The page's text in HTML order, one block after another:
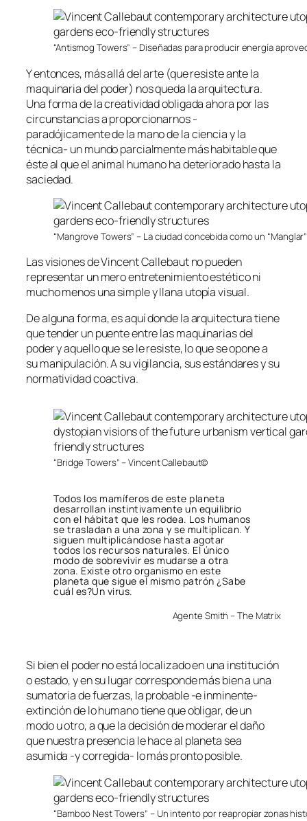
“Antismog Towers” – Diseñadas para producir energía
Y entonces, más allá del arte (que resiste ante la
maquinaria del poder) nos queda la arquitectura.
Una forma de la creatividad obligada ahora por las
circunstancias a proporcionarnos -
paradójicamente de la mano de la ciencia y la
técnica- un mundo parcialmente más habitable que
éste al que el animal humano ha deteriorado hasta la
saciedad.
“Mangrove Towers” – La ciudad concebida como un
Las visiones de Vincent Callebaut no pueden
representar un mero entretenimiento estético ni
mucho menos una simple y llana utopía visual.
De alguna forma, es aquí donde la arquitectura tiene
que tender un puente entre las maquinarias del
poder y aquello que se le resiste, lo que se opone a
su manipulación. A su vigilancia, sus estándares y su
normatividad coactiva.
“Bridge Towers” – Vincent Callebaut©
Todos los mamíferos de este planeta
desarrollan instintivamente un equilibrio
con el hábitat que les rodea. Los humanos
se trasladan a una zona y se multiplican. Y
siguen multiplicándose hasta agotar
todos los recursos naturales. El único
modo de sobrevivir es mudarse a otra
zona. Existe otro organismo en este
planeta que sigue el mismo patrón ¿Sabe
cuál es?Un virus.
Agente Smith – The Matrix
Si bien el poder no está localizado en una institución
o estado, y en su lugar corresponde más bien a una
sumatoria de fuerzas, la probable -e inminente-
extinción de lo humano tiene que obligar, de un
modo u otro, a que la decisión de moderar el daño
que nuestra presencia le hace al planeta sea
asumida -y corregida- lo más pronto posible.
“Bamboo Nest Towers” – Un intento por reapropiar zonas